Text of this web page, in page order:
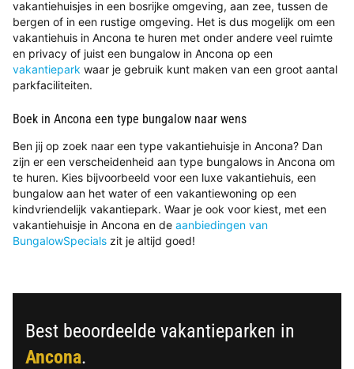
vakantiehuisjes in een bosrijke omgeving, aan zee, tussen de
bergen of in een rustige omgeving. Het is dus mogelijk om een
vakantiehuis in Ancona te huren met onder andere veel ruimte
en privacy of juist een bungalow in Ancona op een
vakantiepark waar je gebruik kunt maken van een groot aantal
parkfaciliteiten.
Boek in Ancona een type bungalow naar wens
Ben jij op zoek naar een type vakantiehuisje in Ancona? Dan
zijn er een verscheidenheid aan type bungalows in Ancona om
te huren. Kies bijvoorbeeld voor een luxe vakantiehuis, een
bungalow aan het water of een vakantiewoning op een
kindvriendelijk vakantiepark. Waar je ook voor kiest, met een
vakantiehuisje in Ancona en de aanbiedingen van
BungalowSpecials zit je altijd goed!
Best beoordeelde vakantieparken in
Ancona.